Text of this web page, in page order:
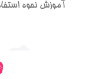
آموزش نحوه